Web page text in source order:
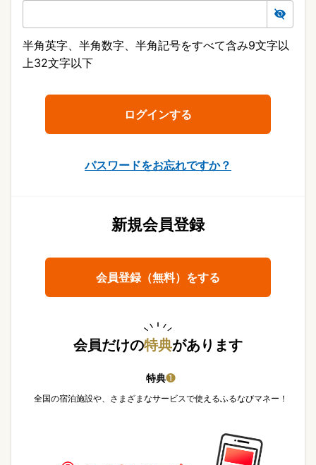
半角英字、半角数字、半角記号をすべて含み9文字以
上32文字以下
パスワードをお忘れですか？
新規会員登録
会員登録（無料）をする
会員だけの特典があります
特典❶
全国の宿泊施設や、さまざまなサービスで使えるふるなびマネー！